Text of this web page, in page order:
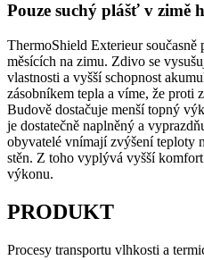
Pouze suchý plášť v zimě
ThermoShield Exterieur
měsících na zimu. Zdivo se
vlastnosti a vyšší schopnost
zásobníkem tepla a víme, že proti
Budově dostačuje menší topný
je dostatečně naplněný a
obyvatelé vnímají zvýšení teploty
stěn. Z toho vyplývá vyšší
výkonu.
PRODUKT
Procesy transportu vlhkosti a